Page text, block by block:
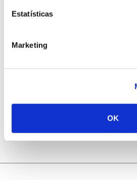
Estatísticas
Marketing
OK
25.06.2026
Natureza e florestas procuram